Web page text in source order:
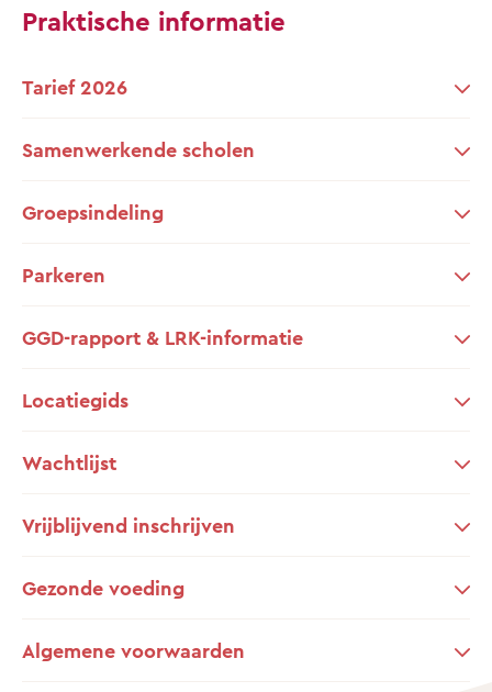
Praktische informatie
Tarief 2026
Samenwerkende scholen
Groepsindeling
Parkeren
GGD-rapport & LRK-informatie
Locatiegids
Wachtlijst
Vrijblijvend inschrijven
Gezonde voeding
Algemene voorwaarden